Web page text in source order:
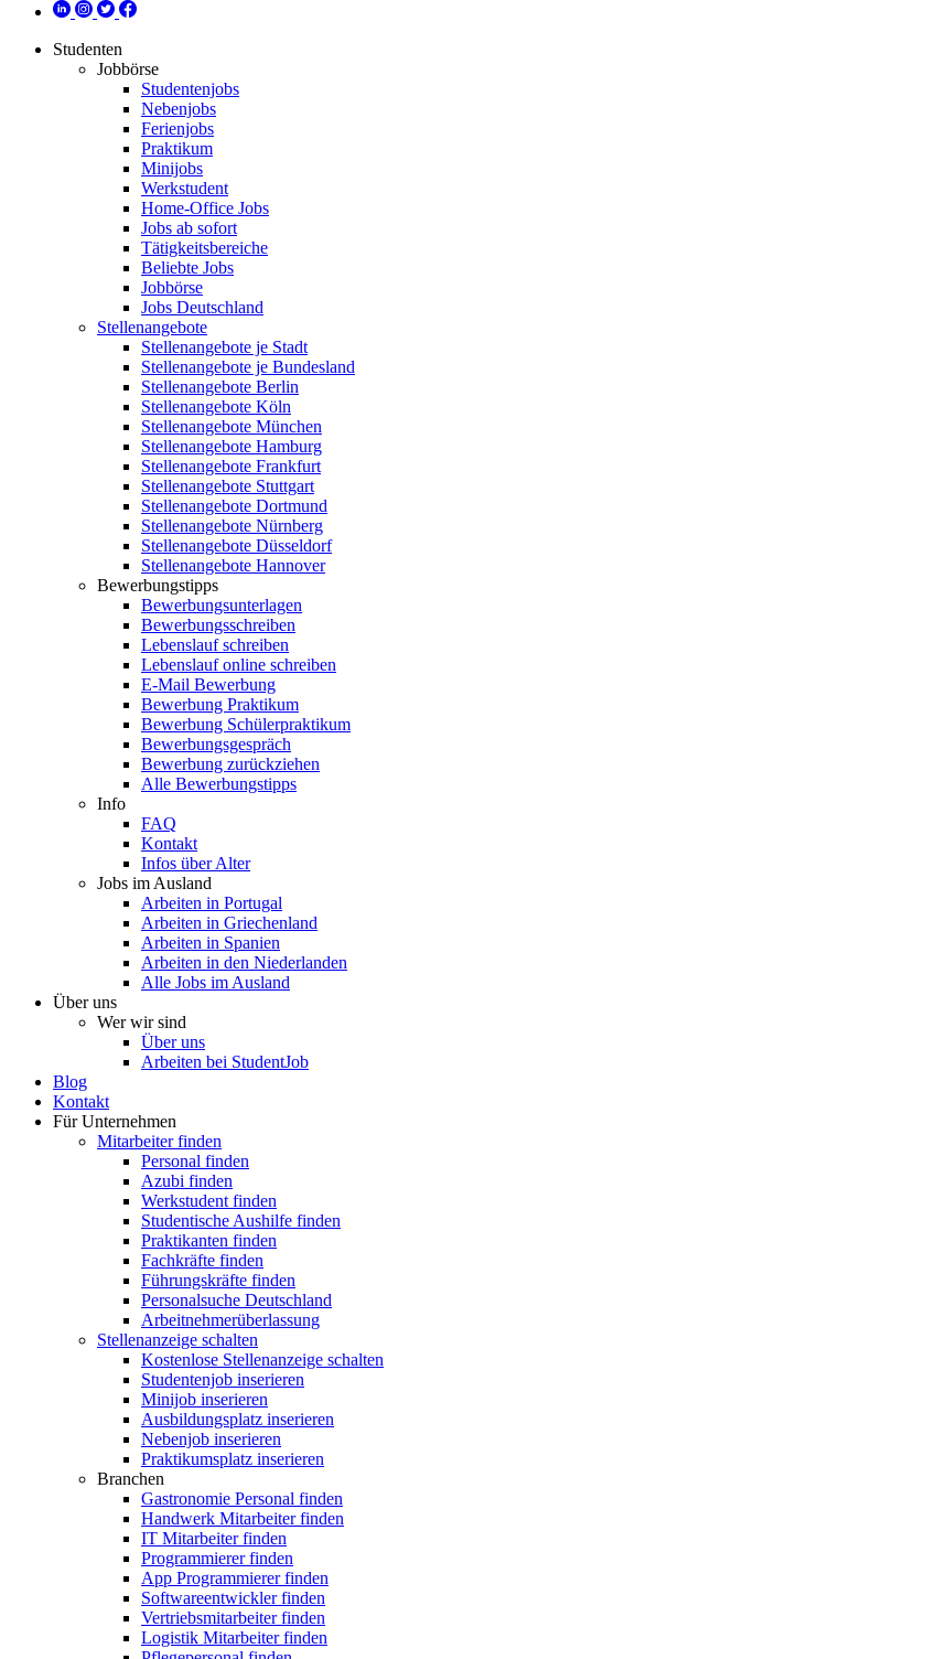
Studenten
Jobbörse
Studentenjobs
Nebenjobs
Ferienjobs
Praktikum
Minijobs
Werkstudent
Home-Office Jobs
Jobs ab sofort
Tätigkeitsbereiche
Beliebte Jobs
Jobbörse
Jobs Deutschland
Stellenangebote
Stellenangebote je Stadt
Stellenangebote je Bundesland
Stellenangebote Berlin
Stellenangebote Köln
Stellenangebote München
Stellenangebote Hamburg
Stellenangebote Frankfurt
Stellenangebote Stuttgart
Stellenangebote Dortmund
Stellenangebote Nürnberg
Stellenangebote Düsseldorf
Stellenangebote Hannover
Bewerbungstipps
Bewerbungsunterlagen
Bewerbungsschreiben
Lebenslauf schreiben
Lebenslauf online schreiben
E-Mail Bewerbung
Bewerbung Praktikum
Bewerbung Schülerpraktikum
Bewerbungsgespräch
Bewerbung zurückziehen
Alle Bewerbungstipps
Info
FAQ
Kontakt
Infos über Alter
Jobs im Ausland
Arbeiten in Portugal
Arbeiten in Griechenland
Arbeiten in Spanien
Arbeiten in den Niederlanden
Alle Jobs im Ausland
Über uns
Wer wir sind
Über uns
Arbeiten bei StudentJob
Blog
Kontakt
Für Unternehmen
Mitarbeiter finden
Personal finden
Azubi finden
Werkstudent finden
Studentische Aushilfe finden
Praktikanten finden
Fachkräfte finden
Führungskräfte finden
Personalsuche Deutschland
Arbeitnehmerüberlassung
Stellenanzeige schalten
Kostenlose Stellenanzeige schalten
Studentenjob inserieren
Minijob inserieren
Ausbildungsplatz inserieren
Nebenjob inserieren
Praktikumsplatz inserieren
Branchen
Gastronomie Personal finden
Handwerk Mitarbeiter finden
IT Mitarbeiter finden
Programmierer finden
App Programmierer finden
Softwareentwickler finden
Vertriebsmitarbeiter finden
Logistik Mitarbeiter finden